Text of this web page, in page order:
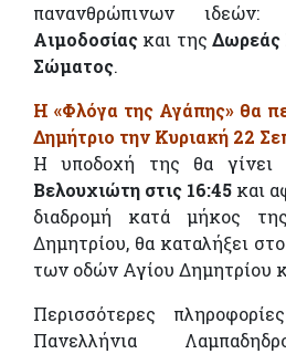
πανανθρώπινων
Αιμοδοσίας και της Δωρεάς
Σώματος.
Η «Φλόγα της Αγάπης» θα
Δημήτριο την Κυριακή 22
Η υποδοχή της θα γίνει
Βελουχιώτη στις 16:45 και
διαδρομή κατά μήκος
Δημητρίου, θα καταλήξει στο
των οδών Αγίου Δημητρίου
Περισσότερες
Πανελλήνια